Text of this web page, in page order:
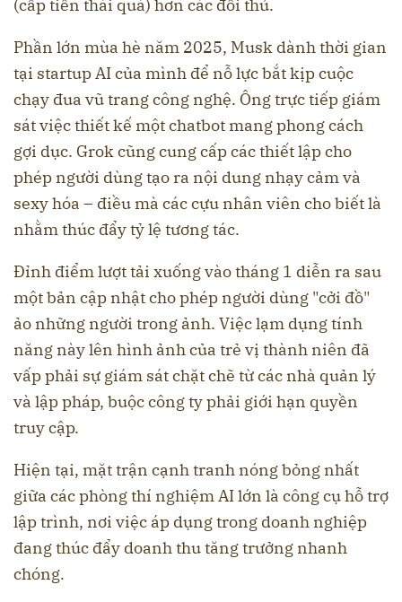
(cấp tiến thái quá) hơn các đối thủ.
Phần lớn mùa hè năm 2025, Musk dành thời gian
tại startup AI của mình để nỗ lực bắt kịp cuộc
chạy đua vũ trang công nghệ. Ông trực tiếp giám
sát việc thiết kế một chatbot mang phong cách
gợi dục. Grok cũng cung cấp các thiết lập cho
phép người dùng tạo ra nội dung nhạy cảm và
sexy hóa – điều mà các cựu nhân viên cho biết là
nhằm thúc đẩy tỷ lệ tương tác.
Đỉnh điểm lượt tải xuống vào tháng 1 diễn ra sau
một bản cập nhật cho phép người dùng "cởi đồ"
ảo những người trong ảnh. Việc lạm dụng tính
năng này lên hình ảnh của trẻ vị thành niên đã
vấp phải sự giám sát chặt chẽ từ các nhà quản lý
và lập pháp, buộc công ty phải giới hạn quyền
truy cập.
Hiện tại, mặt trận cạnh tranh nóng bỏng nhất
giữa các phòng thí nghiệm AI lớn là công cụ hỗ trợ
lập trình, nơi việc áp dụng trong doanh nghiệp
đang thúc đẩy doanh thu tăng trưởng nhanh
chóng.